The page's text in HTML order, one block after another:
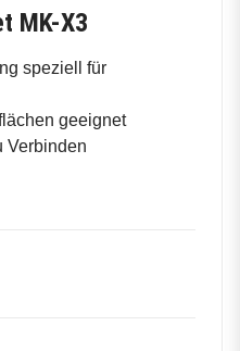
MK-X3
speziell für
geeignet
Verbinden